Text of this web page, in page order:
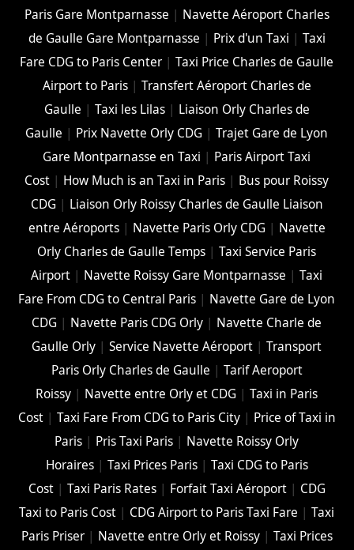
Paris Gare Montparnasse | Navette Aéroport Charles
de Gaulle Gare Montparnasse | Prix d'un Taxi | Taxi
Fare CDG to Paris Center |Taxi Price Charles de Gaulle
Airport to Paris| Transfert Aéroport Charles de
Gaulle | Taxi les Lilas| Liaison Orly Charles de
Gaulle | Prix Navette Orly CDG |Trajet Gare de Lyon
Gare Montparnasse en Taxi | Paris Airport Taxi
Cost | How Much is an Taxi in Paris | Bus pour Roissy
CDG | Liaison Orly Roissy Charles de Gaulle Liaison
entre Aéroports| Navette Paris Orly CDG | Navette
Orly Charles de Gaulle Temps |Taxi Service Paris
Airport | Navette Roissy Gare Montparnasse |Taxi
Fare From CDG to Central Paris | Navette Gare de Lyon
CDG | Navette Paris CDG Orly | Navette Charle de
Gaulle Orly |Service Navette Aéroport |Transport
Paris Orly Charles de Gaulle | Tarif Aeroport
Roissy | Navette entre Orly et CDG |Taxi in Paris
Cost| Taxi Fare From CDG to Paris City| Price of Taxi in
Paris | Pris Taxi Paris | Navette Roissy Orly
Horaires| Taxi Prices Paris| Taxi CDG to Paris
Cost| Taxi Paris Rates| Forfait Taxi Aéroport| CDG
Taxi to Paris Cost | CDG Airport to Paris Taxi Fare |Taxi
Paris Priser| Navette entre Orly et Roissy| Taxi Prices